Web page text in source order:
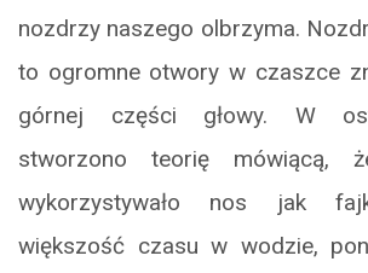
nozdrzy naszego olbrzyma.
to ogromne otwory w czaszce
górnej części głowy. W
stworzono teorię mówiącą,
wykorzystywało nos jak
większość czasu w wodzie,